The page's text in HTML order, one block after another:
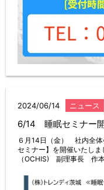
2024/06/14 ニュース
6/14 睡眠セミナー開
６月14日（金） 社内全体
セミナー】を開催いたし
（OCHIS) 副理事長